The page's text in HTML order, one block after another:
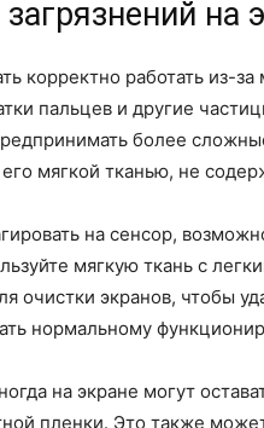
на
корректно работать из-за
пальцев и другие
более
мягкой тканью, не
на сенсор,
мягкую ткань с
очистки экранов, чтобы
нормальному
на экране могут
пленки. Это также